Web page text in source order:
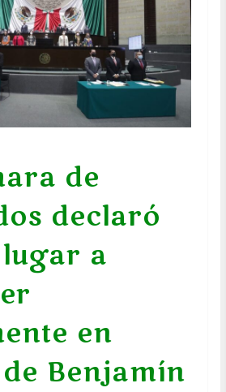
de
declaró
a
en
Benjamín